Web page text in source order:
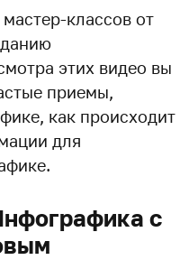
классов от
этих видео вы
приемы,
как происходит
для
с